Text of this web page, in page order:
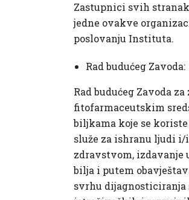
Zastupnici svih
jedne ovakve
poslovanju Instituta.
Rad budućeg Zavoda:
Rad budućeg Zavoda
fitofarmaceutskim
biljkama koje se
služe za ishranu ljudi
zdravstvom, izdavanje
bilja i putem
svrhu dijagnosticiranja